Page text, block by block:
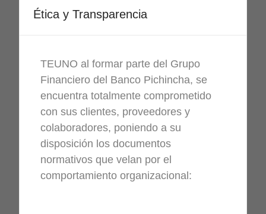
Ética y Transparencia
TEUNO al formar parte del Grupo
Financiero del Banco Pichincha, se
encuentra totalmente comprometido
con sus clientes, proveedores y
colaboradores, poniendo a su
disposición los documentos
normativos que velan por el
comportamiento organizacional: